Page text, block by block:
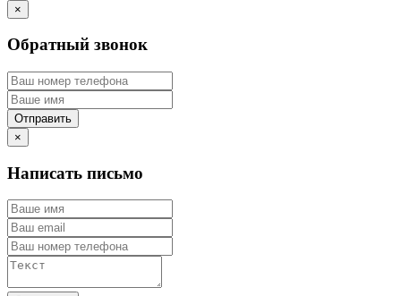
×
Обратный звонок
×
Написать письмо